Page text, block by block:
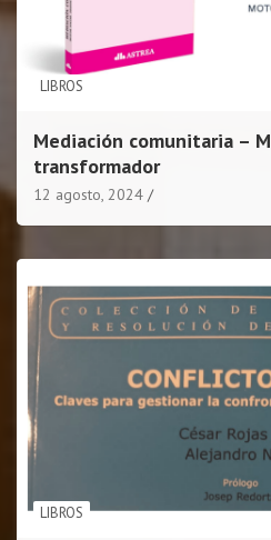
LIBROS
Mediación comunitaria –
transformador
12 agosto, 2024
LIBROS